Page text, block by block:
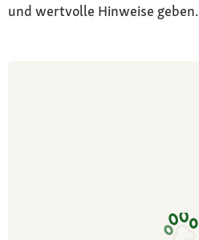
und wertvolle Hinweise geben.